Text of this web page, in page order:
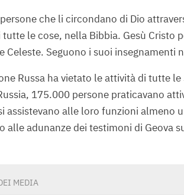
che li circondano di Dio
le cose, nella Bibbia. Gesù Cristo
Celeste. Seguono i suoi insegnamenti
Russa ha vietato le attività di tutte le
175.000 persone praticavano
assistevano alle loro funzioni almeno
adunanze dei testimoni di Geova
MEDIA